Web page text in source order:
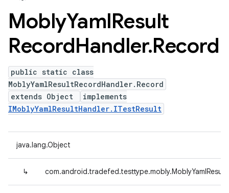
MoblyYamlResult
RecordHandler.Record
public static class
MoblyYamlResultRecordHandler.Record
extends Object
implements
IMoblyYamlResultHandler.ITestResult
java.lang.Object
↳